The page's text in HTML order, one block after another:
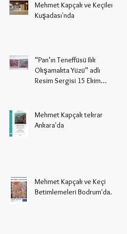
Mehmet Kapçak ve Keçileri
Kuşadası'nda
“Pan’ın Teneffüsü Ilık
Okşamakta Yüzü” adlı
Resim Sergisi 15 Ekim
Mehmet Kapçak tekrar
Ankara'da
Mehmet Kapçak ve Keçi
Betimlemeleri Bodrum'da...